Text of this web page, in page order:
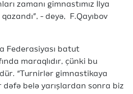
zamanı gimnastımız İlya
- deyə, F.Qayıbov
Federasiyası batut
maraqlıdır, çünki bu
“Turnirlər gimnastikaya
dəfə belə yarışlardan sonra biz